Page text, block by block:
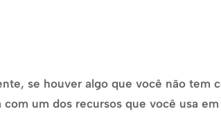
se houver algo que você não tem
um dos recursos que você usa